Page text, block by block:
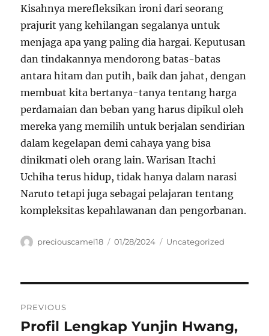
Kisahnya merefleksikan ironi dari seorang
prajurit yang kehilangan segalanya untuk
menjaga apa yang paling dia hargai. Keputusan
dan tindakannya mendorong batas-batas
antara hitam dan putih, baik dan jahat, dengan
membuat kita bertanya-tanya tentang harga
perdamaian dan beban yang harus dipikul oleh
mereka yang memilih untuk berjalan sendirian
dalam kegelapan demi cahaya yang bisa
dinikmati oleh orang lain. Warisan Itachi
Uchiha terus hidup, tidak hanya dalam narasi
Naruto tetapi juga sebagai pelajaran tentang
kompleksitas kepahlawanan dan pengorbanan.
Author
preciouscamel18
Posted
01/28/2024 Categories
Uncategorized
pos
PREVIOUS
Previous
Profil Lengkap Yunjin Hwang,